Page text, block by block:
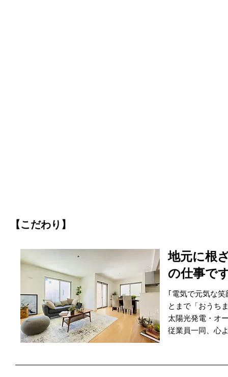
【こだわり】
地元に根
の仕事で
｢電気で元気な
とまで「おうち
太陽光発電・オ
従業員一同、心